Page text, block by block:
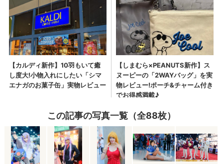
この記事の写真一覧（全88枚）